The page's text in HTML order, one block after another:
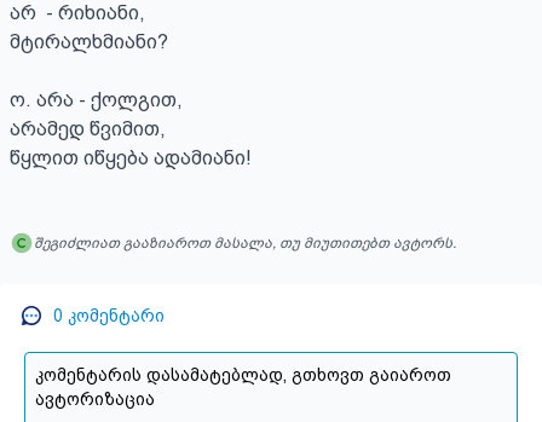
არ  - რიხიანი,
მტირალხმიანი?
ო. არა - ქოლგით,
არამედ წვიმით,
წყლით იწყება ადამიანი!
შეგიძლიათ გააზიაროთ მასალა, თუ მიუთითებთ ავტორს.
0 კომენტარი